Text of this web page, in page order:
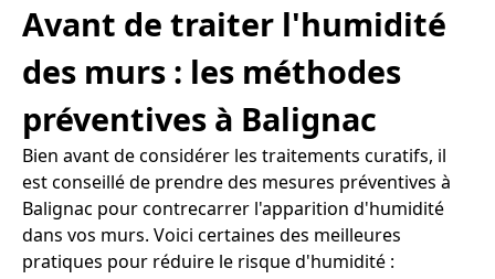
Avant de traiter l'humidité
des murs : les méthodes
préventives à Balignac
Bien avant de considérer les traitements curatifs, il
est conseillé de prendre des mesures préventives à
Balignac pour contrecarrer l'apparition d'humidité
dans vos murs. Voici certaines des meilleures
pratiques pour réduire le risque d'humidité :